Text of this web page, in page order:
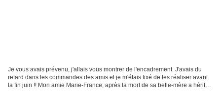
Je vous avais prévenu, j'allais vous montrer de l'encadrement. J'avais du
retard dans les commandes des amis et je m'étais fixé de les réaliser avant
la fin juin !! Mon amie Marie-France, après la mort de sa belle-mère a hérité